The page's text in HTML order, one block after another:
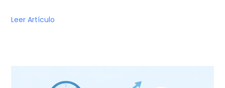
Leer Artículo